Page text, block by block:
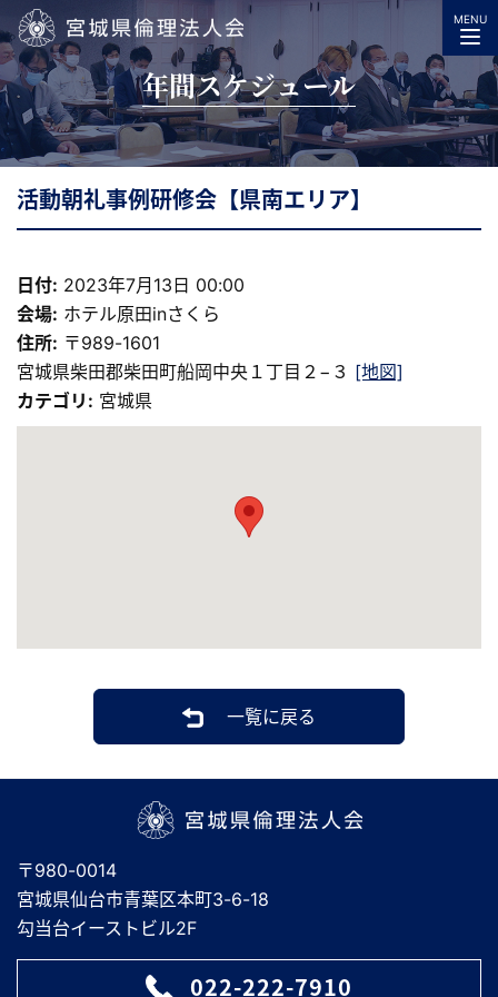
宮城県倫理法人会
MENU
年間スケジュール
活動朝礼事例研修会【県南エリア】
日付: 2023年7月13日 00:00
会場: ホテル原田inさくら
住所: 〒989-1601
宮城県柴田郡柴田町船岡中央１丁目２−３ [地図]
カテゴリ: 宮城県
一覧に戻る
〒980-0014
宮城県仙台市青葉区本町3-6-18
勾当台イーストビル2F
022-222-7910